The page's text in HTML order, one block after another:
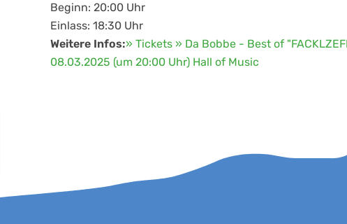
Beginn: 20:00 Uhr
Einlass: 18:30 Uhr
Weitere Infos:» Tickets » Da Bobbe - Best of
08.03.2025 (um 20:00 Uhr) Hall of Music